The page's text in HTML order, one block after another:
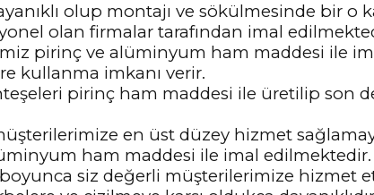
olup montajı ve sökülmesinde bir o
olan firmalar tarafından imal
pirinç ve alüminyum ham maddesi ile
kullanma imkanı verir.
pirinç ham maddesi ile üretilip son
en üst düzey hizmet
ham maddesi ile imal edilmektedir.
siz değerli müşterilerimize hizmet